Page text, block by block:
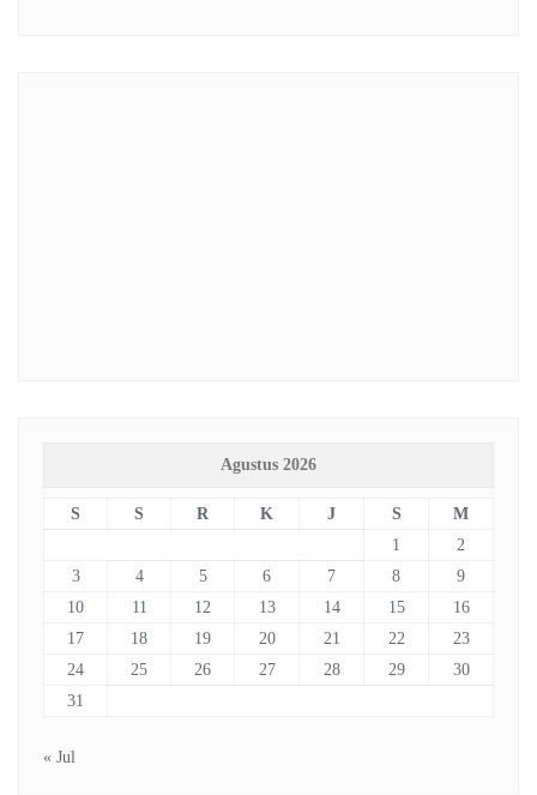
Agustus 2026
S S R K J S
M
1
2
3
4 5 6 7 8
9
10
11 12 13 14 15
16
17
18 19 20 21 22
23
24
25 26 27 28 29
30
31
« Jul